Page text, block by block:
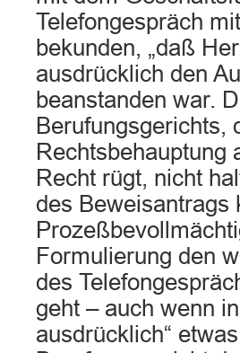
Telefongespräch
bekunden, „daß
ausdrücklich den
beanstanden war.
Berufungsgerichts,
Rechtsbehauptung
Recht rügt, nicht
des Beweisantrags
Formulierung den
des
geht – auch wenn
ausdrücklich“